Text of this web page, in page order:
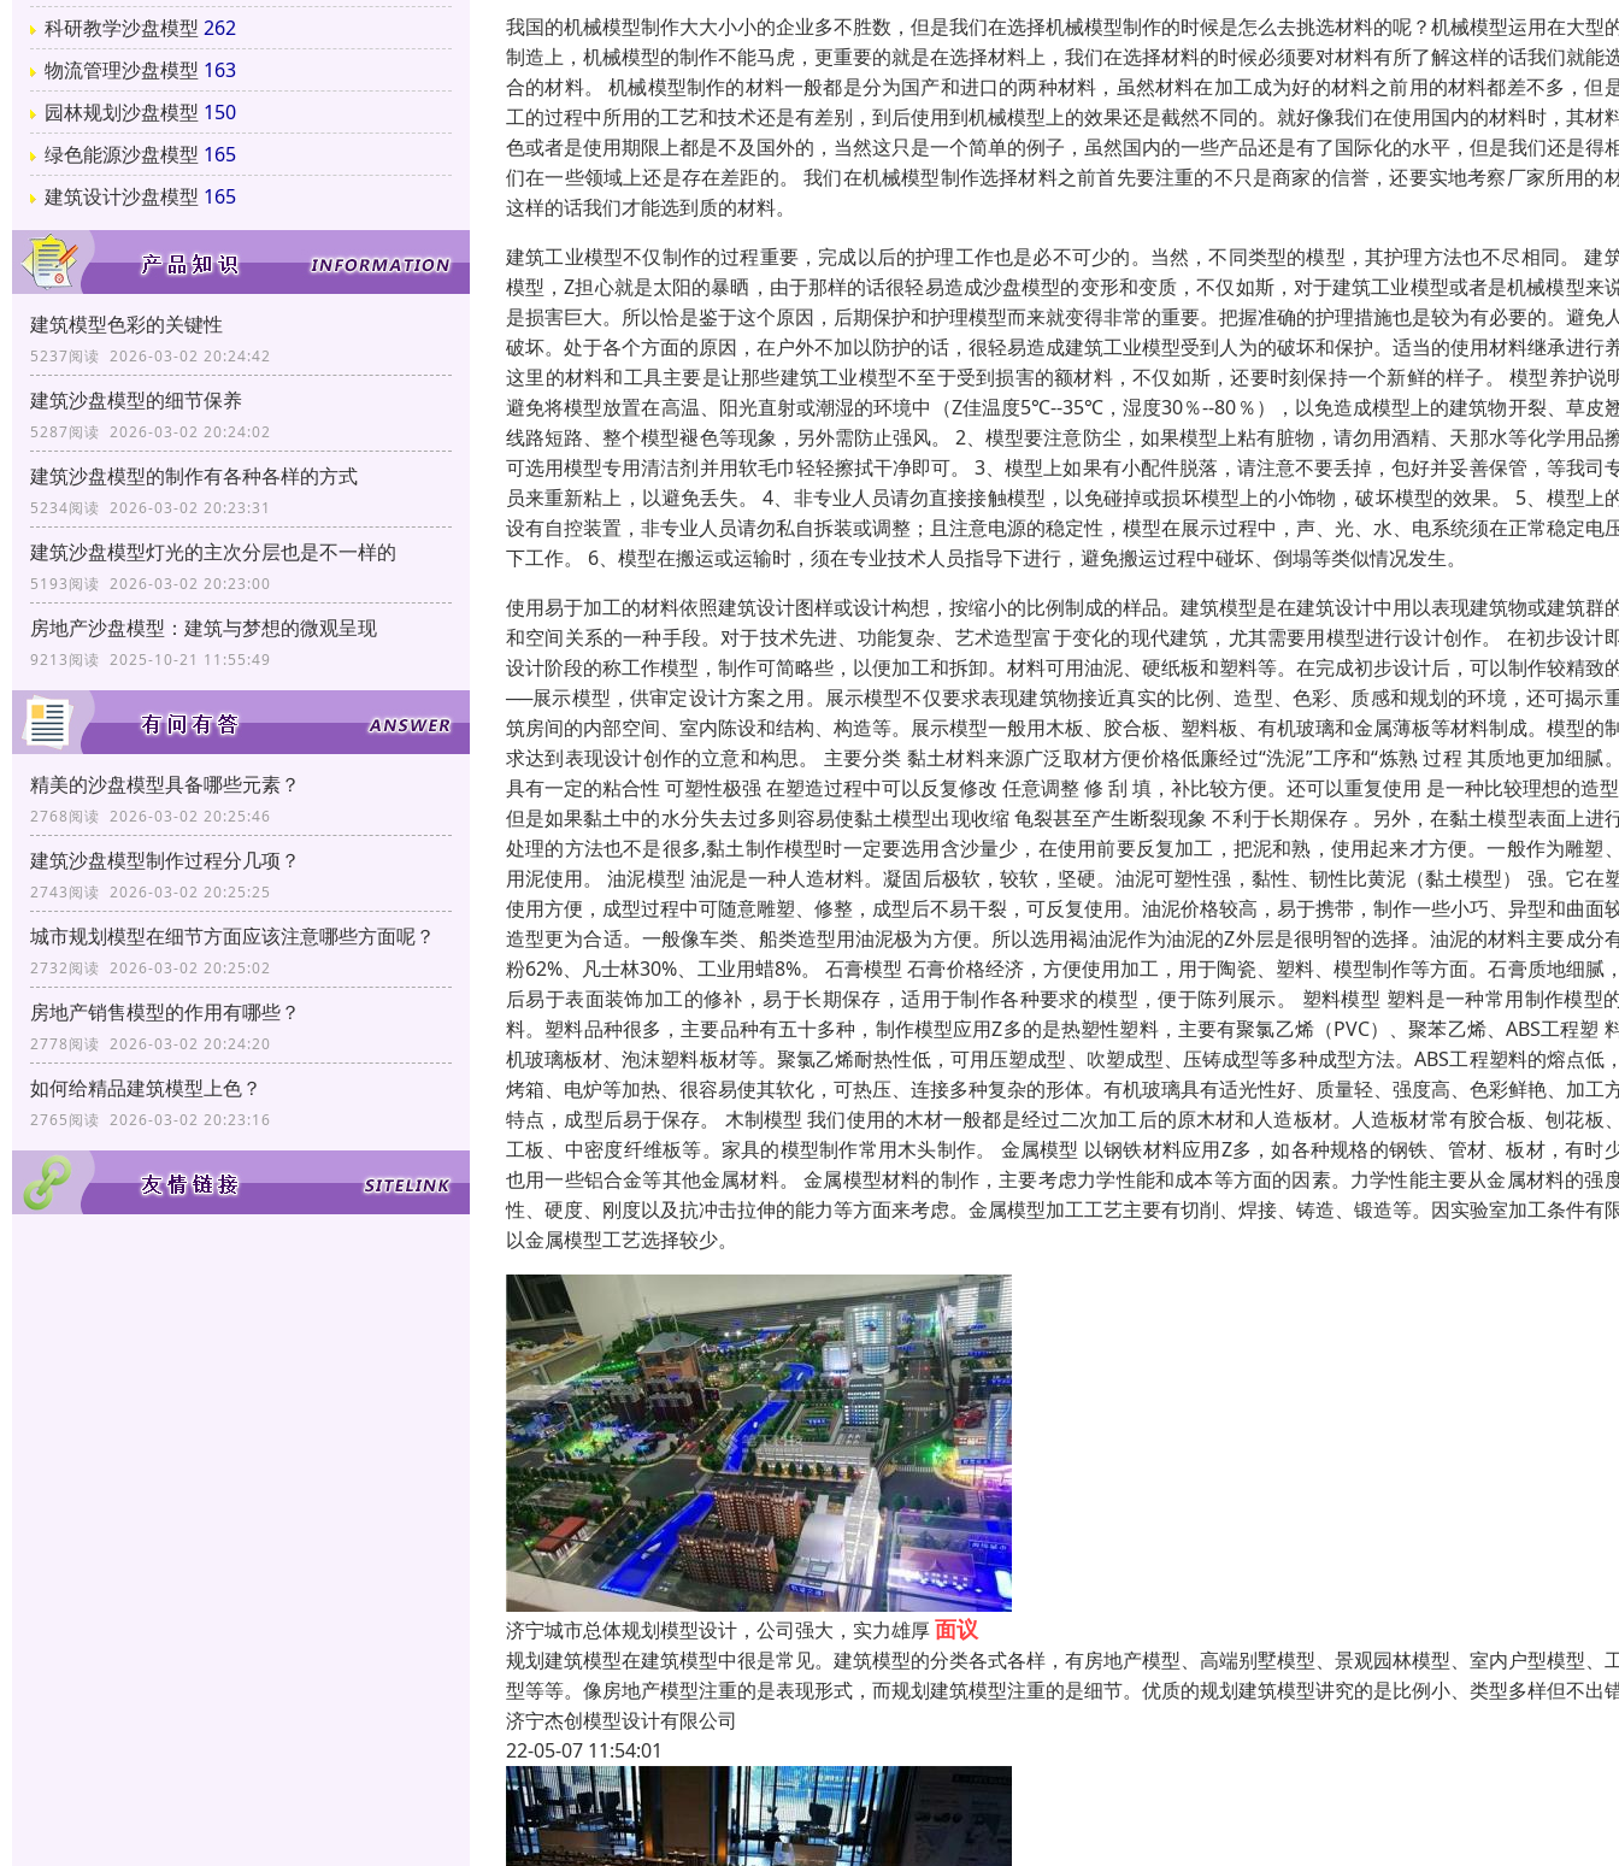
科研教学沙盘模型 262
物流管理沙盘模型 163
园林规划沙盘模型 150
绿色能源沙盘模型 165
建筑设计沙盘模型 165
建筑模型色彩的关键性
5237阅读 2026-03-02 20:24:42
建筑沙盘模型的细节保养
5287阅读 2026-03-02 20:24:02
建筑沙盘模型的制作有各种各样的方式
5234阅读 2026-03-02 20:23:31
建筑沙盘模型灯光的主次分层也是不一样的
5193阅读 2026-03-02 20:23:00
房地产沙盘模型：建筑与梦想的微观呈现
9213阅读 2025-10-21 11:55:49
精美的沙盘模型具备哪些元素？
2768阅读 2026-03-02 20:25:46
建筑沙盘模型制作过程分几项？
2743阅读 2026-03-02 20:25:25
城市规划模型在细节方面应该注意哪些方面呢？
2732阅读 2026-03-02 20:25:02
房地产销售模型的作用有哪些？
2778阅读 2026-03-02 20:24:20
如何给精品建筑模型上色？
2765阅读 2026-03-02 20:23:16
我国的机械模型制作大大小小的企业多不胜数，但是我们在选择机械模型制作的时候是怎么去挑选材料的呢？机械模型运用在大型
制造上，机械模型的制作不能马虎，更重要的就是在选择材料上，我们在选择材料的时候必须要对材料有所了解这样的话我们就能
合的材料。 机械模型制作的材料一般都是分为国产和进口的两种材料，虽然材料在加工成为好的材料之前用的材料都差不多，但
工的过程中所用的工艺和技术还是有差别，到后使用到机械模型上的效果还是截然不同的。就好像我们在使用国内的材料时，其材
色或者是使用期限上都是不及国外的，当然这只是一个简单的例子，虽然国内的一些产品还是有了国际化的水平，但是我们还是得
们在一些领域上还是存在差距的。 我们在机械模型制作选择材料之前首先要注重的不只是商家的信誉，还要实地考察厂家所用的
这样的话我们才能选到质的材料。
建筑工业模型不仅制作的过程重要，完成以后的护理工作也是必不可少的。当然，不同类型的模型，其护理方法也不尽相同。 建
模型，Z担心就是太阳的暴晒，由于那样的话很轻易造成沙盘模型的变形和变质，不仅如斯，对于建筑工业模型或者是机械模型来
是损害巨大。所以恰是鉴于这个原因，后期保护和护理模型而来就变得非常的重要。把握准确的护理措施也是较为有必要的。避免
破坏。处于各个方面的原因，在户外不加以防护的话，很轻易造成建筑工业模型受到人为的破坏和保护。适当的使用材料继承进行
这里的材料和工具主要是让那些建筑工业模型不至于受到损害的额材料，不仅如斯，还要时刻保持一个新鲜的样子。 模型养护说
避免将模型放置在高温、阳光直射或潮湿的环境中（Z佳温度5℃--35℃，湿度30％--80％），以免造成模型上的建筑物开裂、草皮
线路短路、整个模型褪色等现象，另外需防止强风。 2、模型要注意防尘，如果模型上粘有脏物，请勿用酒精、天那水等化学用品
可选用模型专用清洁剂并用软毛巾轻轻擦拭干净即可。 3、模型上如果有小配件脱落，请注意不要丢掉，包好并妥善保管，等我司
员来重新粘上，以避免丢失。 4、非专业人员请勿直接接触模型，以免碰掉或损坏模型上的小饰物，破坏模型的效果。 5、模型上
设有自控装置，非专业人员请勿私自拆装或调整；且注意电源的稳定性，模型在展示过程中，声、光、水、电系统须在正常稳定电
下工作。 6、模型在搬运或运输时，须在专业技术人员指导下进行，避免搬运过程中碰坏、倒塌等类似情况发生。
使用易于加工的材料依照建筑设计图样或设计构想，按缩小的比例制成的样品。建筑模型是在建筑设计中用以表现建筑物或建筑群
和空间关系的一种手段。对于技术先进、功能复杂、艺术造型富于变化的现代建筑，尤其需要用模型进行设计创作。 在初步设计
设计阶段的称工作模型，制作可简略些，以便加工和拆卸。材料可用油泥、硬纸板和塑料等。在完成初步设计后，可以制作较精致
──展示模型，供审定设计方案之用。展示模型不仅要求表现建筑物接近真实的比例、造型、色彩、质感和规划的环境，还可揭示
筑房间的内部空间、室内陈设和结构、构造等。展示模型一般用木板、胶合板、塑料板、有机玻璃和金属薄板等材料制成。模型的
求达到表现设计创作的立意和构思。 主要分类 黏土材料来源广泛取材方便价格低廉经过“洗泥”工序和“炼熟 过程 其质地更加细腻
具有一定的粘合性 可塑性极强 在塑造过程中可以反复修改 任意调整 修 刮 填，补比较方便。还可以重复使用 是一种比较理想的造
但是如果黏土中的水分失去过多则容易使黏土模型出现收缩 龟裂甚至产生断裂现象 不利于长期保存 。另外，在黏土模型表面上进
处理的方法也不是很多,黏土制作模型时一定要选用含沙量少，在使用前要反复加工，把泥和熟，使用起来才方便。一般作为雕塑
用泥使用。 油泥模型 油泥是一种人造材料。凝固后极软，较软，坚硬。油泥可塑性强，黏性、韧性比黄泥（黏土模型） 强。它在
使用方便，成型过程中可随意雕塑、修整，成型后不易干裂，可反复使用。油泥价格较高，易于携带，制作一些小巧、异型和曲面
造型更为合适。一般像车类、船类造型用油泥极为方便。所以选用褐油泥作为油泥的Z外层是很明智的选择。油泥的材料主要成分
粉62%、凡士林30%、工业用蜡8%。 石膏模型 石膏价格经济，方便使用加工，用于陶瓷、塑料、模型制作等方面。石膏质地细腻
后易于表面装饰加工的修补，易于长期保存，适用于制作各种要求的模型，便于陈列展示。 塑料模型 塑料是一种常用制作模型
料。塑料品种很多，主要品种有五十多种，制作模型应用Z多的是热塑性塑料，主要有聚氯乙烯（PVC）、聚苯乙烯、ABS工程塑
机玻璃板材、泡沫塑料板材等。聚氯乙烯耐热性低，可用压塑成型、吹塑成型、压铸成型等多种成型方法。ABS工程塑料的熔点低
烤箱、电炉等加热、很容易使其软化，可热压、连接多种复杂的形体。有机玻璃具有适光性好、质量轻、强度高、色彩鲜艳、加工
特点，成型后易于保存。 木制模型 我们使用的木材一般都是经过二次加工后的原木材和人造板材。人造板材常有胶合板、刨花板
工板、中密度纤维板等。家具的模型制作常用木头制作。 金属模型 以钢铁材料应用Z多，如各种规格的钢铁、管材、板材，有时
也用一些铝合金等其他金属材料。 金属模型材料的制作，主要考虑力学性能和成本等方面的因素。力学性能主要从金属材料的强
性、硬度、刚度以及抗冲击拉伸的能力等方面来考虑。金属模型加工工艺主要有切削、焊接、铸造、锻造等。因实验室加工条件有
以金属模型工艺选择较少。
济宁城市总体规划模型设计，公司强大，实力雄厚面议
规划建筑模型在建筑模型中很是常见。建筑模型的分类各式各样，有房地产模型、高端别墅模型、景观园林模型、室内户型模型、
型等等。像房地产模型注重的是表现形式，而规划建筑模型注重的是细节。优质的规划建筑模型讲究的是比例小、类型多样但不出
济宁杰创模型设计有限公司
22-05-07 11:54:01